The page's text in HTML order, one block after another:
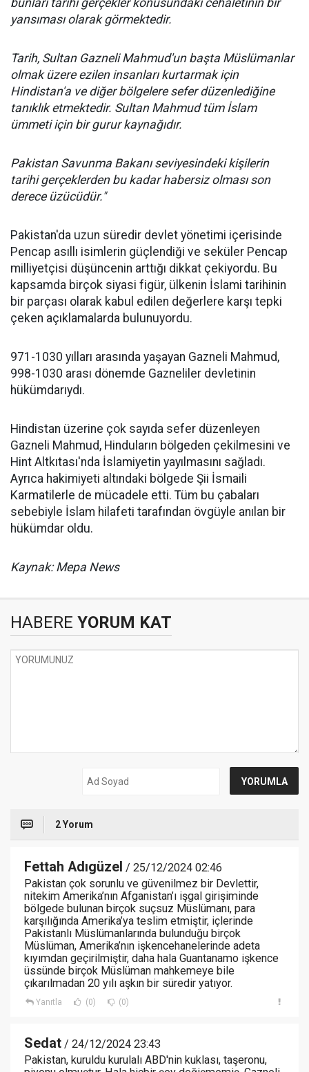
bunları tarihi gerçekler konusundaki cehaletinin bir
yansıması olarak görmektedir.
Tarih, Sultan Gazneli Mahmud'un başta Müslümanlar
olmak üzere ezilen insanları kurtarmak için
Hindistan'a ve diğer bölgelere sefer düzenlediğine
tanıklık etmektedir. Sultan Mahmud tüm İslam
ümmeti için bir gurur kaynağıdır.
Pakistan Savunma Bakanı seviyesindeki kişilerin
tarihi gerçeklerden bu kadar habersiz olması son
derece üzücüdür."
Pakistan'da uzun süredir devlet yönetimi içerisinde
Pencap asıllı isimlerin güçlendiği ve seküler Pencap
milliyetçisi düşüncenin arttığı dikkat çekiyordu. Bu
kapsamda birçok siyasi figür, ülkenin İslami tarihinin
bir parçası olarak kabul edilen değerlere karşı tepki
çeken açıklamalarda bulunuyordu.
971-1030 yılları arasında yaşayan Gazneli Mahmud,
998-1030 arası dönemde Gazneliler devletinin
hükümdarıydı.
Hindistan üzerine çok sayıda sefer düzenleyen
Gazneli Mahmud, Hinduların bölgeden çekilmesini ve
Hint Altkıtası'nda İslamiyetin yayılmasını sağladı.
Ayrıca hakimiyeti altındaki bölgede Şii İsmaili
Karmatilerle de mücadele etti. Tüm bu çabaları
sebebiyle İslam hilafeti tarafından övgüyle anılan bir
hükümdar oldu.
Kaynak: Mepa News
HABERE YORUM KAT
2 Yorum
Fettah Adıgüzel / 25/12/2024 02:46
Pakistan çok sorunlu ve güvenilmez bir Devlettir,
nitekim Amerika’nın Afganistan’ı işgal girişiminde
bölgede bulunan birçok suçsuz Müslümanı, para
karşılığında Amerika’ya teslim etmiştir, içlerinde
Pakistanlı Müslümanlarında bulunduğu birçok
Müslüman, Amerika’nın işkencehanelerinde adeta
kıyımdan geçirilmiştir, daha hala Guantanamo işkence
üssünde birçok Müslüman mahkemeye bile
çıkarılmadan 20 yılı aşkın bir süredir yatıyor.
Yanıtla (0) (0)
Sedat / 24/12/2024 23:43
Pakistan, kuruldu kurulalı ABD'nin kuklası, taşeronu,